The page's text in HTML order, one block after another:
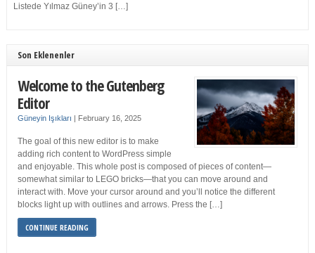
Listede Yılmaz Güney’in 3 […]
Son Eklenenler
Welcome to the Gutenberg
Editor
Güneyin Işıkları | February 16, 2025
The goal of this new editor is to make
adding rich content to WordPress simple
and enjoyable. This whole post is composed of pieces of content—
somewhat similar to LEGO bricks—that you can move around and
interact with. Move your cursor around and you’ll notice the different
blocks light up with outlines and arrows. Press the […]
CONTINUE READING